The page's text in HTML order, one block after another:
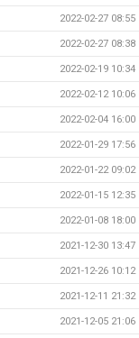
2022-02-27 08:55
2022-02-27 08:38
2022-02-19 10:34
2022-02-12 10:06
2022-02-04 16:00
2022-01-29 17:56
2022-01-22 09:02
2022-01-15 12:35
2022-01-08 18:00
2021-12-30 13:47
2021-12-26 10:12
2021-12-11 21:32
2021-12-05 21:06